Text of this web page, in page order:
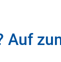
Auf